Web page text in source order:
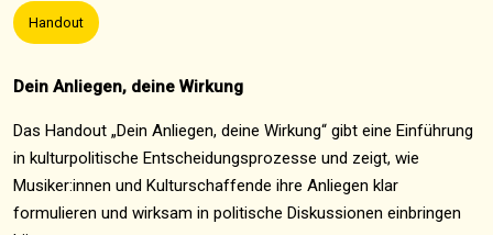
Handout
Dein Anliegen, deine Wirkung
Das Handout „Dein Anliegen, deine Wirkung“ gibt eine Einführung
in kulturpolitische Entscheidungsprozesse und zeigt, wie
Musiker:innen und Kulturschaffende ihre Anliegen klar
formulieren und wirksam in politische Diskussionen einbringen